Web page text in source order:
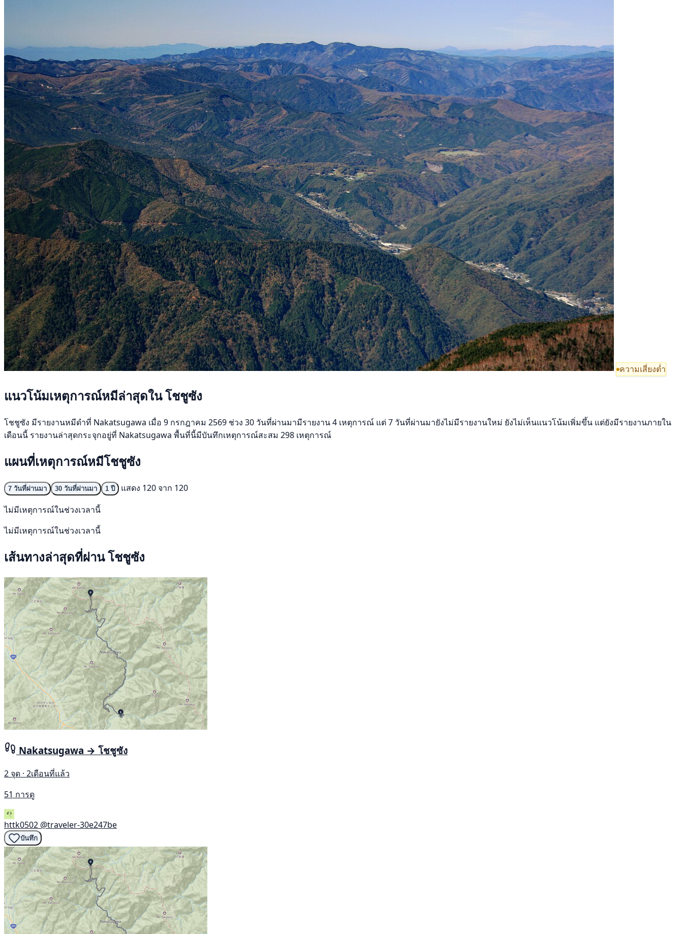
ความเสี่ยงต่ำ
แนวโน้มเหตุการณ์หมีล่าสุดใน โชชูซัง
โชชูซัง มีรายงานหมีดำที่ Nakatsugawa เมื่อ 9 กรกฎาคม 2569 ช่วง 30 วันที่ผ่านมามีรายงาน 4 เหตุการณ์ แต่ 7 วันที่ผ่านมายังไม่มีรายงานใหม่ ยังไม่เห็นแนวโน้มเพิ่มขึ้น แต่ยังมีรายงานภายใน
เดือนนี้ รายงานล่าสุดกระจุกอยู่ที่ Nakatsugawa พื้นที่นี้มีบันทึกเหตุการณ์สะสม 298 เหตุการณ์
แผนที่เหตุการณ์หมีโชชูซัง
7 วันที่ผ่านมา 30 วันที่ผ่านมา 1 ปี
แสดง 120 จาก 120
ไม่มีเหตุการณ์ในช่วงเวลานี้
ไม่มีเหตุการณ์ในช่วงเวลานี้
เส้นทางล่าสุดที่ผ่าน โชชูซัง
Nakatsugawa → โชชูซัง
2 จุด · 2เดือนที่แล้ว
51 การดู
httk0502 @traveler-30e247be
บันทึก